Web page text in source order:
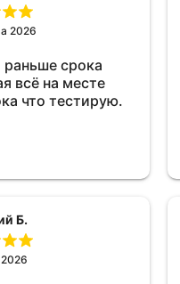
2026
срока
всё на месте
что тестирую.
Б.